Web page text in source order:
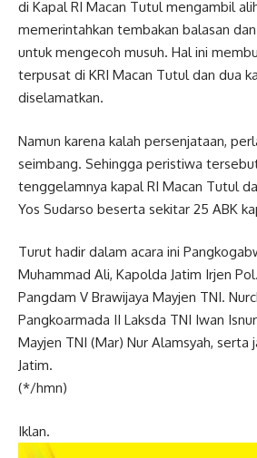
di Kapal RI Macan Tutul mengambil
memerintahkan tembakan balasan
untuk mengecoh musuh. Hal ini
terpusat di KRI Macan Tutul dan dua
diselamatkan.
Namun karena kalah persenjataan,
seimbang. Sehingga peristiwa
tenggelamnya kapal RI Macan Tutul
Yos Sudarso beserta sekitar 25 ABK
Turut hadir dalam acara ini
Muhammad Ali, Kapolda Jatim Irjen
Pangdam V Brawijaya Mayjen TNI.
Pangkoarmada II Laksda TNI Iwan
Mayjen TNI (Mar) Nur Alamsyah, serta
Jatim.
(*/hmn)
Iklan.